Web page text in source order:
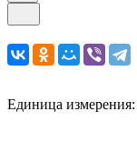
Единица измерения: